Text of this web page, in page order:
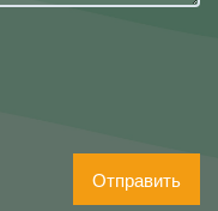
Отправить